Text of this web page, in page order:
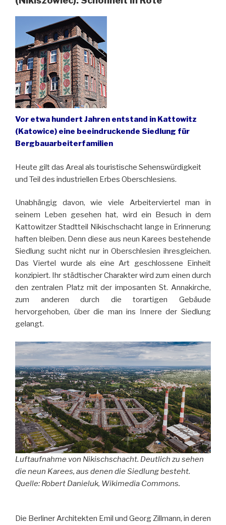
Vor etwa hundert Jahren entstand in Kattowitz
(Katowice) eine beeindruckende Siedlung für
Bergbauarbeiterfamilien
Heute gilt das Areal als touristische Sehenswürdigkeit
und Teil des industriellen Erbes Oberschlesiens.
Unabhängig davon, wie viele Arbeiterviertel man in
seinem Leben gesehen hat, wird ein Besuch in dem
Kattowitzer Stadtteil Nikischschacht lange in Erinnerung
haften bleiben. Denn diese aus neun Karees bestehende
Siedlung sucht nicht nur in Oberschlesien ihresgleichen.
Das Viertel wurde als eine Art geschlossene Einheit
konzipiert. Ihr städtischer Charakter wird zum einen durch
den zentralen Platz mit der imposanten St. Annakirche,
zum anderen durch die torartigen Gebäude
hervorgehoben, über die man ins Innere der Siedlung
gelangt.
Luftaufnahme von Nikischschacht. Deutlich zu sehen
die neun Karees, aus denen die Siedlung besteht.
Quelle: Robert Danieluk, Wikimedia Commons.
Die Berliner Architekten Emil und Georg Zillmann, in deren